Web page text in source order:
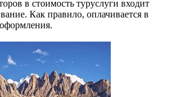
в стоимость туруслуги входит
Как правило, оплачивается в